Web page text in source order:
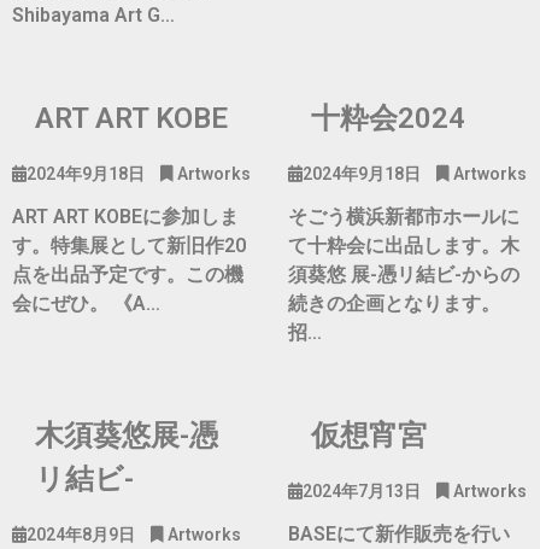
Shibayama Art G…
ART ART KOBE
2024年9月18日 Artworks
ART ART KOBEに参加しま
す。特集展として新旧作20
点を出品予定です。この機
会にぜひ。 《A…
十粋会2024
2024年9月18日 Artworks
そごう横浜新都市ホールに
て十粋会に出品します。木
須葵悠 展-憑リ結ビ-からの
続きの企画となります。
招…
木須葵悠展-憑
リ結ビ-
2024年8月9日 Artworks
仮想宵宮
2024年7月13日 Artworks
BASEにて新作販売を行い